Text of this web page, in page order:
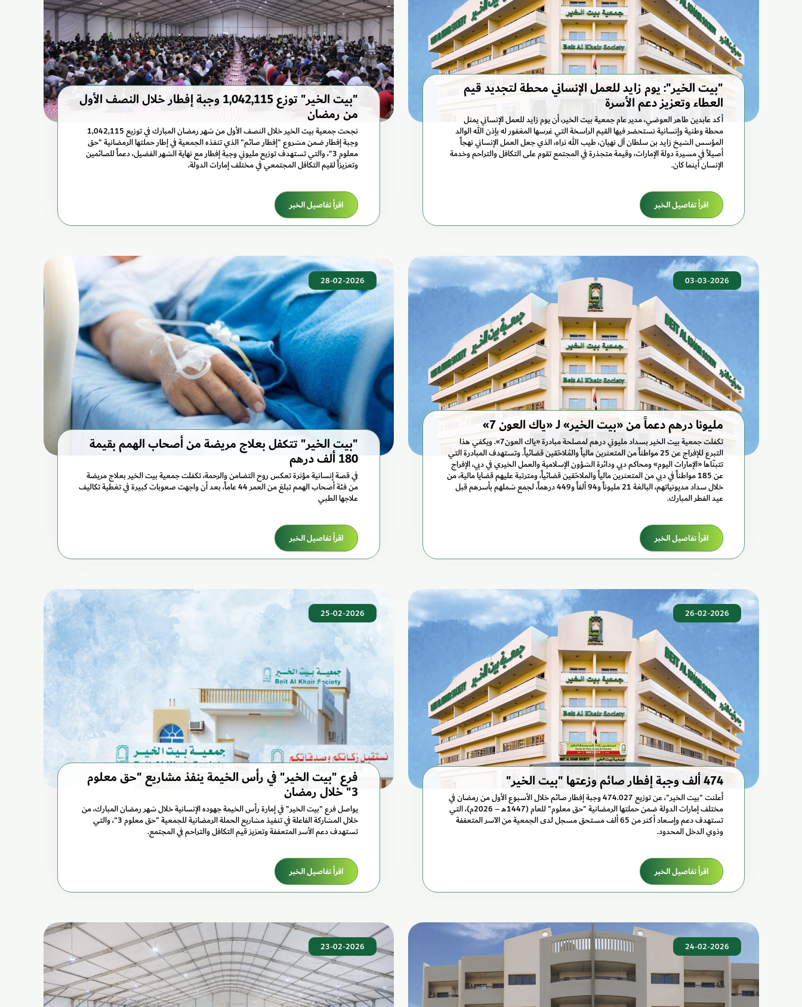
"بيت الخير": يوم زايد للعمل الإنساني محطة لتجديد قيم
العطاء وتعزيز دعم الأسرة
أكد عابدين طاهر العوضي، مدير عام جمعية بيت الخير، أن يوم زايد للعمل الإنساني يمثل
محطة وطنية وإنسانية نستحضر فيها القيم الراسخة التي غرسها المغفور له بإذن الله الوالد
المؤسس الشيخ زايد بن سلطان آل نهيان، طيب الله ثراه، الذي جعل العمل الإنساني نهجاً
أصيلاً في مسيرة دولة الإمارات، وقيمة متجذرة في المجتمع تقوم على التكافل والتراحم وخدمة
الإنسان أينما كان.
اقرأ تفاصيل الخبر
"بيت الخير" توزع 1,042,115 وجبة إفطار خلال النصف الأول
من رمضان
نجحت جمعية بيت الخير خلال النصف الأول من شهر رمضان المبارك في توزيع 1,042,115
وجبة إفطار ضمن مشروع "إفطار صائم" الذي تنفذه الجمعية في إطار حملتها الرمضانية "حق
معلوم 3"، والتي تستهدف توزيع مليوني وجبة إفطار مع نهاية الشهر الفضيل، دعماً للصائمين
وتعزيزاً لقيم التكافل المجتمعي في مختلف إمارات الدولة.
اقرأ تفاصيل الخبر
03-03-2026
مليونا درهم دعماً من «بيت الخير» لـ «ياك العون 7»
تكفلت جمعية بيت الخير بسداد مليوني درهم لمصلحة مبادرة «ياك العون7». ويكفي هذا
التبرع للإفراج عن 25 مواطناً من المتعثرين مالياً والمُلاحَقين قضائياً. وتستهدف المبادرة التي
تتبنّاها «الإمارات اليوم» ومحاكم دبي ودائرة الشؤون الإسلامية والعمل الخيري في دبي، الإفراج
عن 185 مواطناً في دبي من المتعثرين مالياً والملاحَقين قضائياً، ومترتبة عليهم قضايا مالية، من
خلال سداد مديونياتهم، البالغة 21 مليوناً و94 ألفاً و449 درهماً، لجمع شملهم بأسرهم قبل
عيد الفطر المبارك.
اقرأ تفاصيل الخبر
28-02-2026
"بيت الخير" تتكفل بعلاج مريضة من أصحاب الهمم بقيمة
180 ألف درهم
في قصة إنسانية مؤثرة تعكس روح التضامن والرحمة، تكفلت جمعية بيت الخير بعلاج مريضة
من فئة أصحاب الهمم تبلغ من العمر 44 عاماً، بعد أن واجهت صعوبات كبيرة في تغطية تكاليف
علاجها الطبي
اقرأ تفاصيل الخبر
26-02-2026
474 ألف وجبة إفطار صائم وزعتها "بيت الخير"
أعلنت "بيت الخير"، عن توزيع 474.027 وجبة إفطار صائم خلال الأسبوع الأول من رمضان في
مختلف إمارات الدولة ضمن حملتها الرمضانية "حق معلوم" للعام (1447هـ – 2026م)، التي
تستهدف دعم وإسعاد أكثر من 65 ألف مستحق مسجل لدى الجمعية من الآسر المتعففة
وذوي الدخل المحدود.
اقرأ تفاصيل الخبر
25-02-2026
فرع "بيت الخير" في رأس الخيمة ينفذ مشاريع "حق معلوم
3" خلال رمضان
يواصل فرع "بيت الخير" في إمارة رأس الخيمة جهوده الإنسانية خلال شهر رمضان المبارك، من
خلال المشاركة الفاعلة في تنفيذ مشاريع الحملة الرمضانية للجمعية "حق معلوم 3"، والتي
تستهدف دعم الأسر المتعففة وتعزيز قيم التكافل والتراحم في المجتمع.
اقرأ تفاصيل الخبر
24-02-2026
23-02-2026